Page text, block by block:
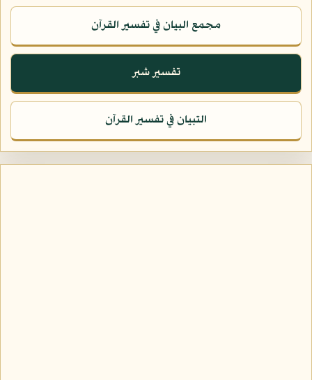
مجمع البيان في تفسير القرآن
تفسير شبر
التبيان في تفسير القرآن